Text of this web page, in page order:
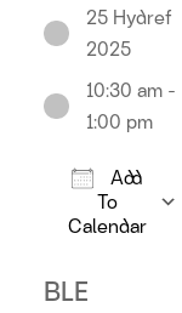
25 Hydref
2025
10:30 am -
1:00 pm
Add
To
Calendar
BLE